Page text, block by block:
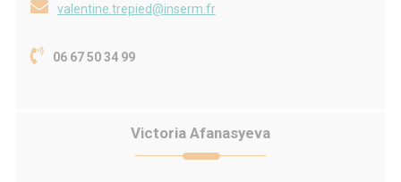
valentine.trepied@inserm.fr
06 67 50 34 99
Victoria Afanasyeva